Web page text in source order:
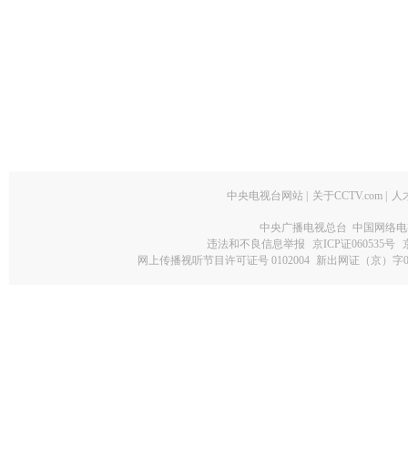
中央电视台网站 关于CCTV.com 人
中央广播电视总台 中国网络
违法和不良信息举报
京ICP证060535号
网上传播视听节目许可证号 0102004 新出网证（京）